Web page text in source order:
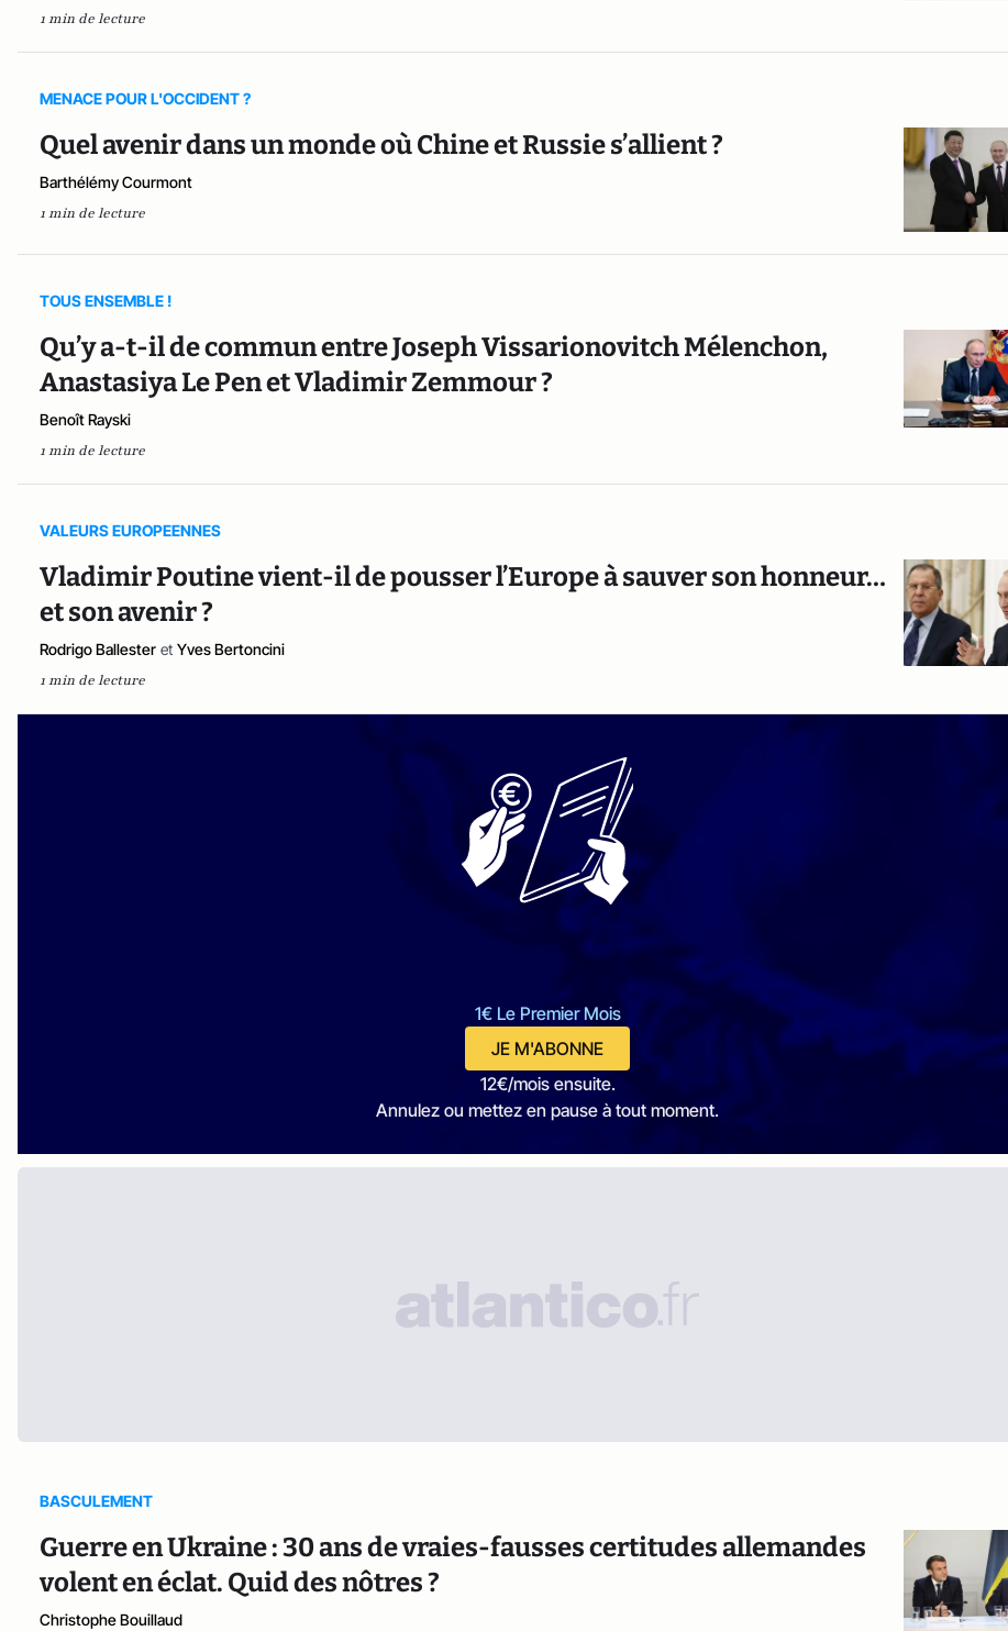
1 min de lecture
MENACE POUR L'OCCIDENT ?
Quel avenir dans un monde où Chine et Russie s’allient ?
Barthélémy Courmont
1 min de lecture
TOUS ENSEMBLE !
Qu’y a-t-il de commun entre Joseph Vissarionovitch Mélenchon,
Anastasiya Le Pen et Vladimir Zemmour ?
Benoît Rayski
1 min de lecture
VALEURS EUROPEENNES
Vladimir Poutine vient-il de pousser l’Europe à sauver son honneur…
et son avenir ?
Rodrigo Ballester et Yves Bertoncini
1 min de lecture
1€ Le Premier Mois
JE M'ABONNE
12€/mois ensuite.
Annulez ou mettez en pause à tout moment.
BASCULEMENT
Guerre en Ukraine : 30 ans de vraies-fausses certitudes allemandes
volent en éclat. Quid des nôtres ?
Christophe Bouillaud